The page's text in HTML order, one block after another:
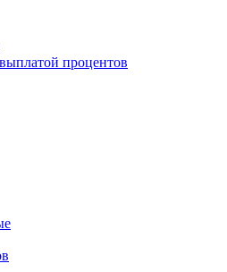
процентов